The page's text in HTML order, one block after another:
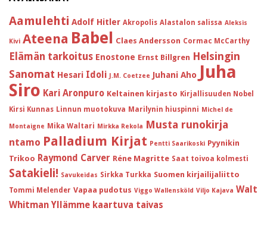
Aamulehti Adolf Hitler Akropolis Alastalon salissa Aleksis
Kivi Ateena Babel Claes Andersson Cormac McCarthy
Elämän tarkoitus Enostone Ernst Billgren Helsingin
Sanomat Hesari Idoli J.M. Coetzee Juhani Aho Juha
Siro Kari Aronpuro Keltainen kirjasto Kirjallisuuden Nobel
Kirsi Kunnas Linnun muotokuva Marilynin hiuspinni Michel de
Montaigne Mika Waltari Mirkka Rekola Musta runokirja
ntamo Palladium Kirjat Pentti Saarikoski Pyynikin
Trikoo Raymond Carver Réne Magritte Saat toivoa kolmesti
Satakieli! Savukeidas Sirkka Turkka Suomen kirjailijaliitto
Tommi Melender Vapaa pudotus Viggo Wallensköld Viljo Kajava Walt
Whitman Yllämme kaartuva taivas